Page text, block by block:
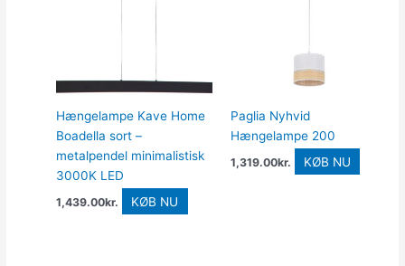
Hængelampe Kave Home
Boadella sort –
metalpendel minimalistisk
3000K LED
1,439.00kr. KØB NU
Paglia Nyhvid
Hængelampe 200
1,319.00kr. KØB NU